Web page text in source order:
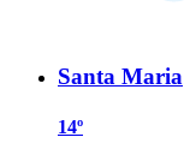
Santa Maria
14º